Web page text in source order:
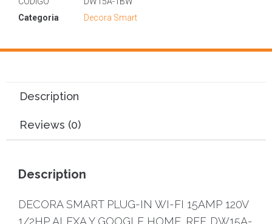
Categoria
Decora Smart
Description
Reviews (0)
Description
DECORA SMART PLUG-IN WI-FI 15AMP 120V
1/2HP ALEXA Y GOOGLE HOME. REF. DW15A-